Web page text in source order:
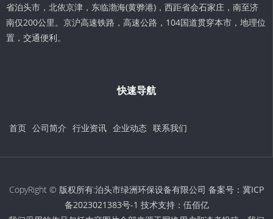
省泊头市，北依京津，东临渤海(黄骅港)，西距省会石家庄，南至济
南仅200公里。京沪高速铁路，高速公路，104国道贯穿本市，地理位
置，交通便利。
快速导航
首页 公司简介 行业资讯 企业动态 联系我们
CopyRight © 版权所有:泊头市绿洲环保设备有限公司 备案号： 冀ICP
备2023021383号-1 技术支持： 伍佰亿